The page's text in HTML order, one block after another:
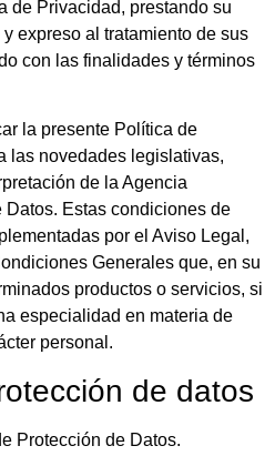
de Privacidad, prestando su
expreso al tratamiento de sus
con las finalidades y términos
la presente Política de
las novedades legislativas,
de la Agencia
Estas condiciones de
por el Aviso Legal,
Generales que, en su
productos o servicios, si
especialidad en materia de
personal.
de datos
Protección de Datos.